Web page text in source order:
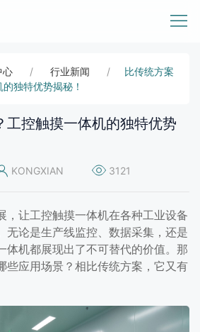
心 行业新闻
比传统方案
独特优势揭秘！
工控触摸一体机的独特优势
KONGXIAN 3121
，让工控触摸一体机在各种工业设备
无论是生产线监控、数据采集，还是
体机都展现出了不可替代的价值。那
些应用场景？相比传统方案，它又有